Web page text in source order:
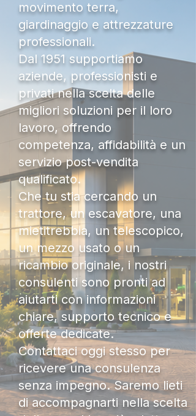
movimento terra,
giardinaggio e attrezzature
professionali.
Dal 1951 supportiamo
aziende, professionisti e
privati nella scelta delle
migliori soluzioni per il loro
lavoro, offrendo
competenza, affidabilità e un
servizio post-vendita
qualificato.
Che tu stia cercando un
trattore, un escavatore, una
mietitrebbia, un telescopico,
un mezzo usato o un
ricambio originale, i nostri
consulenti sono pronti ad
aiutarti con informazioni
chiare, supporto tecnico e
offerte dedicate.
Contattaci oggi stesso per
ricevere una consulenza
senza impegno. Saremo lieti
di accompagnarti nella scelta